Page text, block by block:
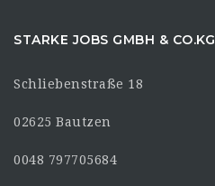
STARKE JOBS GMBH & CO.KG
Schliebenstraße 18
02625 Bautzen
0048 797705684